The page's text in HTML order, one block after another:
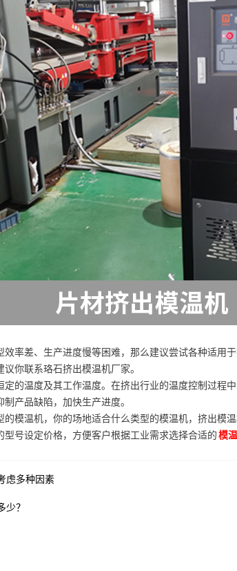
率差、生产进度慢等困难，那么建议尝试各种适用
你联系珞石挤出模温机厂家。
的温度及其工作温度。在挤出行业的温度控制过程
产品缺陷，加快生产进度。
模温机，你的场地适合什么类型的模温机，挤出模
号设定价格，方便客户根据工业需求选择合适的模
虑多种因素
少？